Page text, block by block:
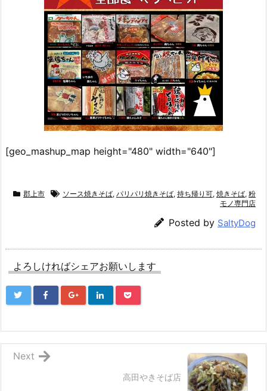
[geo_mashup_map height="480" width="640"]
郡上市 ソース焼きそば, パリパリ焼きそば, 持ち帰り可, 焼きそば, 粉
モノ専門店
Posted by SaltyDog
よろしければシェアお願いします
高田やきそば店
Next